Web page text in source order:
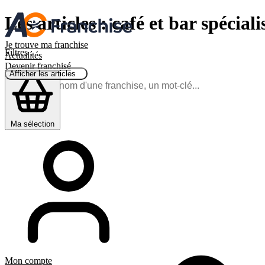
Je trouve ma franchise
Actualités
Devenir franchisé
Ma sélection
Mon compte
Les articles : café et bar
Filtres :
Afficher les articles